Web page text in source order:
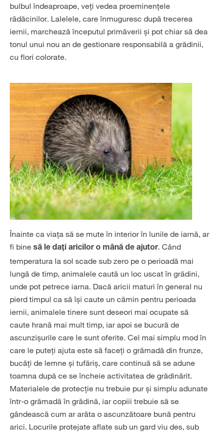
bulbul îndeaproape, veți vedea proeminențele
rădăcinilor. Lalelele, care înmuguresc după trecerea
iernii, marchează începutul primăverii și pot chiar să dea
tonul unui nou an de gestionare responsabilă a grădinii,
cu flori colorate.
Înainte ca viața să se mute în interior în lunile de iarnă, ar
fi bine să le dați aricilor o mână de ajutor. Când
temperatura la sol scade sub zero pe o perioadă mai
lungă de timp, animalele caută un loc uscat în grădini,
unde pot petrece iarna. Dacă aricii maturi în general nu
pierd timpul ca să își caute un cămin pentru perioada
iernii, animalele tinere sunt deseori mai ocupate să
caute hrană mai mult timp, iar apoi se bucură de
ascunzișurile care le sunt oferite. Cel mai simplu mod în
care le puteți ajuta este să faceți o grămadă din frunze,
bucăți de lemne și tufăriș, care continuă să se adune
toamna după ce se încheie activitatea de grădinărit.
Materialele de protecție nu trebuie pur și simplu adunate
într-o grămadă în grădină, iar copiii trebuie să se
gândească cum ar arăta o ascunzătoare bună pentru
arici. Locurile protejate aflate sub un gard viu des, sub